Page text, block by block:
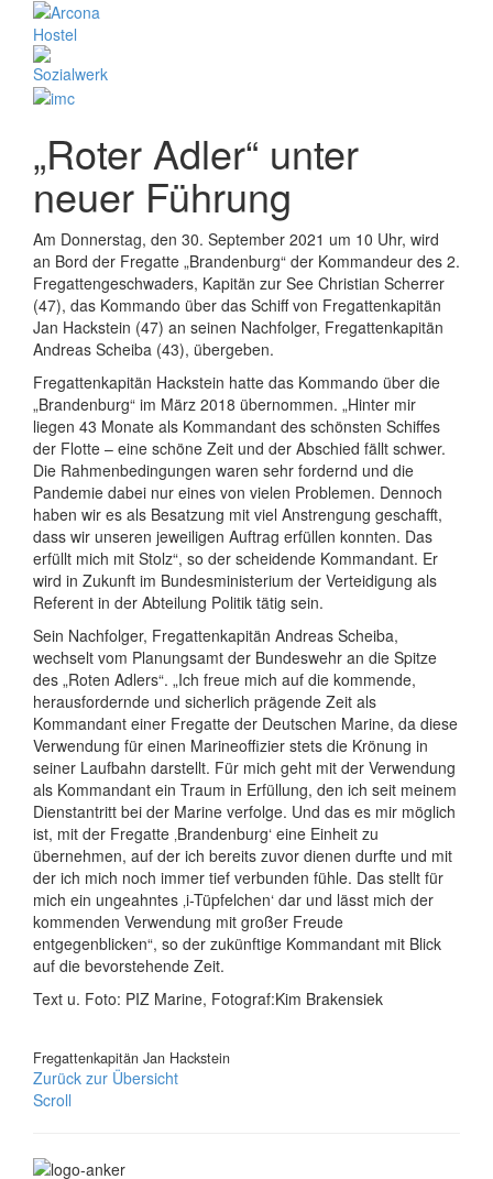
„Roter Adler“ unter
neuer Führung
Am Donnerstag, den 30. September 2021 um 10 Uhr, wird
an Bord der Fregatte „Brandenburg“ der Kommandeur des 2.
Fregattengeschwaders, Kapitän zur See Christian Scherrer
(47), das Kommando über das Schiff von Fregattenkapitän
Jan Hackstein (47) an seinen Nachfolger, Fregattenkapitän
Andreas Scheiba (43), übergeben.
Fregattenkapitän Hackstein hatte das Kommando über die
„Brandenburg“ im März 2018 übernommen. „Hinter mir
liegen 43 Monate als Kommandant des schönsten Schiffes
der Flotte – eine schöne Zeit und der Abschied fällt schwer.
Die Rahmenbedingungen waren sehr fordernd und die
Pandemie dabei nur eines von vielen Problemen. Dennoch
haben wir es als Besatzung mit viel Anstrengung geschafft,
dass wir unseren jeweiligen Auftrag erfüllen konnten. Das
erfüllt mich mit Stolz“, so der scheidende Kommandant. Er
wird in Zukunft im Bundesministerium der Verteidigung als
Referent in der Abteilung Politik tätig sein.
Sein Nachfolger, Fregattenkapitän Andreas Scheiba,
wechselt vom Planungsamt der Bundeswehr an die Spitze
des „Roten Adlers“. „Ich freue mich auf die kommende,
herausfordernde und sicherlich prägende Zeit als
Kommandant einer Fregatte der Deutschen Marine, da diese
Verwendung für einen Marineoffizier stets die Krönung in
seiner Laufbahn darstellt. Für mich geht mit der Verwendung
als Kommandant ein Traum in Erfüllung, den ich seit meinem
Dienstantritt bei der Marine verfolge. Und das es mir möglich
ist, mit der Fregatte ‚Brandenburg‘ eine Einheit zu
übernehmen, auf der ich bereits zuvor dienen durfte und mit
der ich mich noch immer tief verbunden fühle. Das stellt für
mich ein ungeahntes ‚i-Tüpfelchen‘ dar und lässt mich der
kommenden Verwendung mit großer Freude
entgegenblicken“, so der zukünftige Kommandant mit Blick
auf die bevorstehende Zeit.
Text u. Foto: PIZ Marine, Fotograf:Kim Brakensiek
Fregattenkapitän Jan Hackstein
Zurück zur Übersicht
Scroll